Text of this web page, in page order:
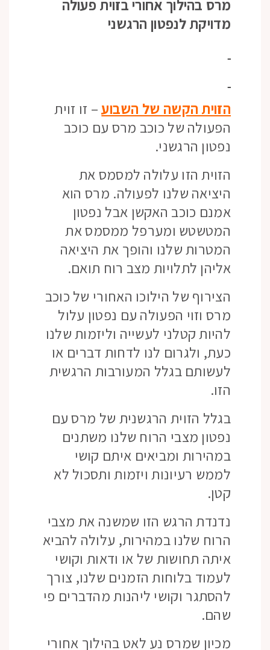
מרס בהילוך אחורי בזוית פעולה
מדויקת לנפטון הרגשני
הזוית הקשה של השבוע– זו זוית
הפעולה של כוכב מרס עם כוכב
נפטון הרגשני.
הזוית הזו עלולה למסמס את
היציאה שלנו לפעולה. מרס הוא
אמנם כוכב האקשן אבל נפטון
המטשטש ומערפל ממסמס את
המטרות שלנו והופך את היציאה
אליהן לתלויות מצב רוח תואם.
הצירוף של הילוכו האחורי של כוכב
מרס וזוי הפעולה עם נפטון עלול
להיות קטלני לעשייה וליזמות שלנו
כעת, ולגרום לנו לדחות דברים או
לעשותם בגלל המעורבות הרגשית
הזו.
בגלל הזוית הרגשנית של מרס עם
נפטון מצבי הרוח שלנו משתנים
במהירות ומביאים איתם קושי
לממש רעיונות ויזמות ותסכול לא
קטן.
נדנדת הרגש הזו שמשנה את מצבי
הרוח שלנו במהירות, עלולה להביא
איתה תחושות של או ודאות וקושי
לעמוד בלוחות הזמנים שלנו, צורך
להסתגר וקושי ליהנות מהדברים פי
שהם.
מכיון שמרס נע לאט בהילוך אחורי